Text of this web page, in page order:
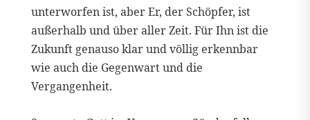
unterworfen ist, aber Er, der Schöpfer, ist
außerhalb und über aller Zeit. Für Ihn ist die
Zukunft genauso klar und völlig erkennbar
wie auch die Gegenwart und die
Vergangenheit.